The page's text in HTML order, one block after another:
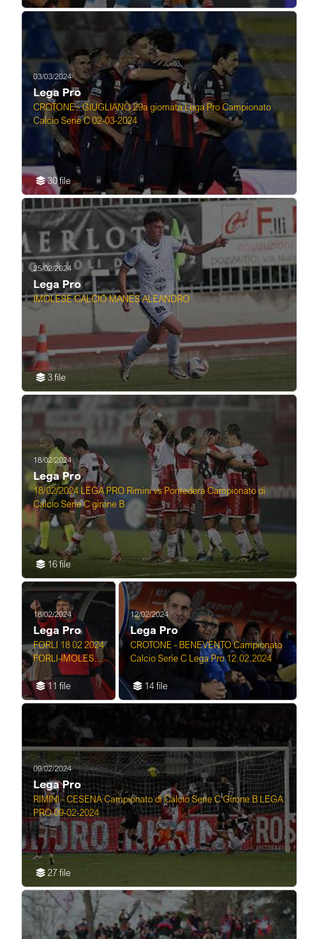
03/03/2024
Lega Pro
CROTONE - GIUGLIANO 29a giornata Lega Pro Campionato
Calcio Serie C 02-03-2024
30 file
25/02/2024
Lega Pro
IMOLESE CALCIO MANES ALEANDRO
3 file
18/02/2024
Lega Pro
18/02/2024 LEGA PRO Rimini vs Pontedera Campionato di
Calcio Serie C girone B
16 file
18/02/2024
Lega Pro
FORLI 18 02 2024
FORLI-IMOLESE
CALCIO 2-1
SERIE D
11 file
12/02/2024
Lega Pro
CROTONE - BENEVENTO Campionato
Calcio Serie C Lega Pro 12.02.2024
14 file
09/02/2024
Lega Pro
RIMINI - CESENA Campionato di Calcio Serie C Girone B LEGA
PRO 09-02-2024
27 file